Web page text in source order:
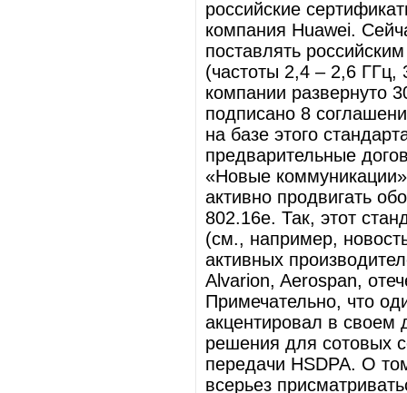
российские
компания Huawei.
поставлять
(частоты 2,4 – 2,6
компании развернуто
подписано 8
на базе этого
предварительные
«Новые
активно продвигать
802.16e. Так, этот
(см., например,
активных
Alvarion, Aerospan,
Примечательно, что
акцентировал в своем
решения для сотовых
передачи HSDPA. О
всерьез